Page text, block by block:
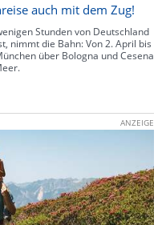
auch mit dem Zug!
Stunden von Deutschland
nimmt die Bahn: Von 2. April bis
über Bologna und Cesena
ANZEIGE